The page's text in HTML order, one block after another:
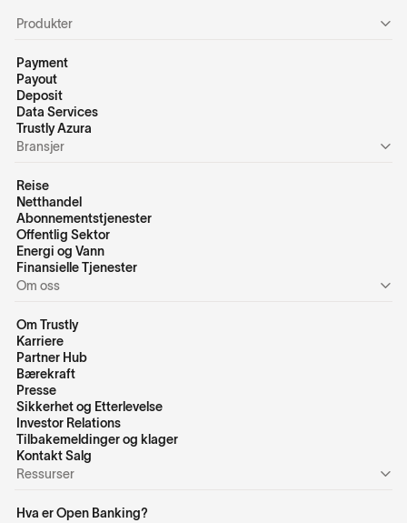
Produkter
Payment
Payout
Deposit
Data Services
Trustly Azura
Bransjer
Reise
Netthandel
Abonnementstjenester
Offentlig Sektor
Energi og Vann
Finansielle Tjenester
Om oss
Om Trustly
Karriere
Partner Hub
Bærekraft
Presse
Sikkerhet og Etterlevelse
Investor Relations
Tilbakemeldinger og klager
Kontakt Salg
Ressurser
Hva er Open Banking?